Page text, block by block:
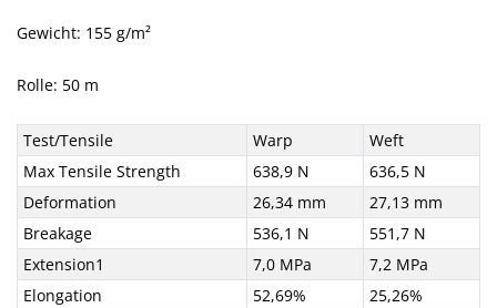
Gewicht: 155 g/m²
Rolle: 50 m
Test/Tensile Warp
Weft
Max Tensile Strength
638,9 N
636,5 N
Deformation
26,34 mm
27,13 mm
Breakage
536,1 N
551,7 N
Extension1
7,0 MPa
7,2 MPa
Elongation
52,69%
25,26%